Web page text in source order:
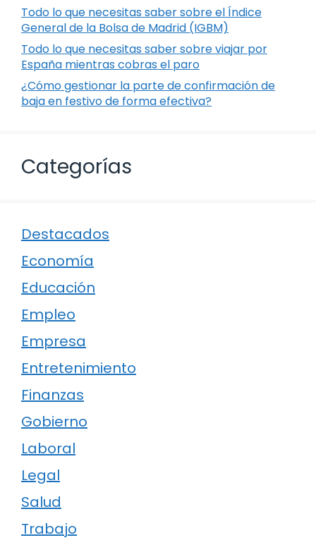
Todo lo que necesitas saber sobre el Índice
General de la Bolsa de Madrid (IGBM)
Todo lo que necesitas saber sobre viajar por
España mientras cobras el paro
¿Cómo gestionar la parte de confirmación de
baja en festivo de forma efectiva?
Categorías
Destacados
Economía
Educación
Empleo
Empresa
Entretenimiento
Finanzas
Gobierno
Laboral
Legal
Salud
Trabajo